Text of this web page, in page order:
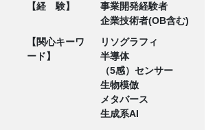
【経 験】
事業開発経験者
企業技術者(OB含む)
【関心キーワ
ード】
リソグラフィ
半導体
（5感）センサー
生物模倣
メタバース
生成系AI